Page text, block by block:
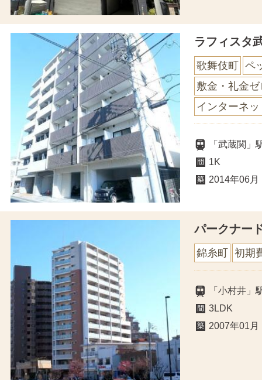
ラフィスタ
歌舞伎町
ペ
敷金・礼金ゼ
インターネ
「武蔵関
1K
2014年06月
パークナー
錦糸町 初期
「小村井
3LDK
2007年01月